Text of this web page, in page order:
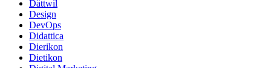
Dättwil
Design
DevOps
Didattica
Dierikon
Dietikon